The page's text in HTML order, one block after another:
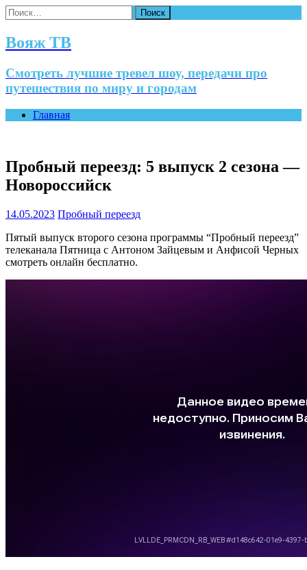
Найти:
Вояж ТВ
Смотреть лучшие тревел шоу, передачи про
путешествия по миру и городам
Главная
Пробный переезд: 5 выпуск 2 сезона —
Новороссийск
14.05.2023 Пробный переезд
Пятый выпуск второго сезона программы “Пробный переезд”
телеканала Пятница с Антоном Зайцевым и Анфисой Черных
смотреть онлайн бесплатно.